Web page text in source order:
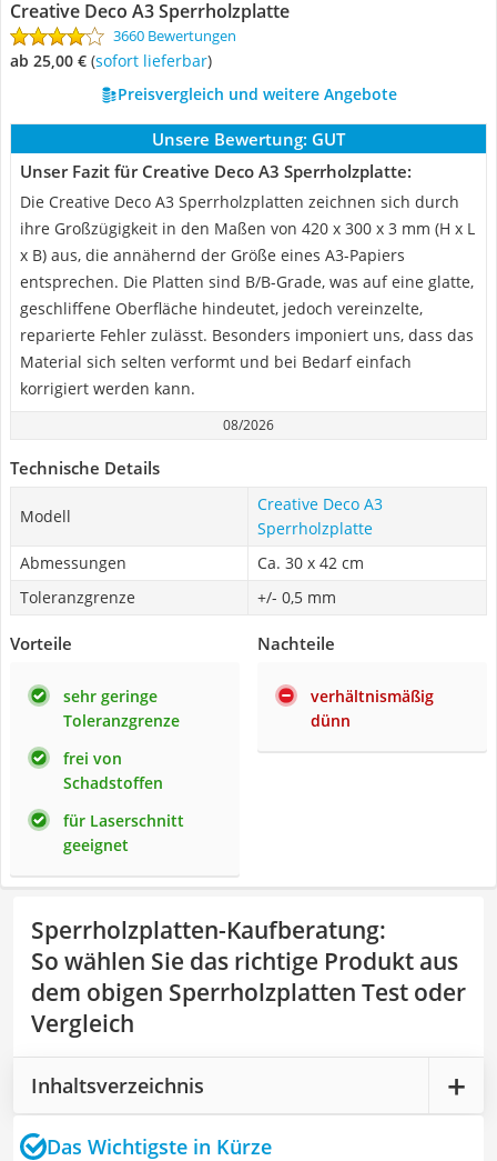
Creative Deco A3 Sperrholzplatte
3660 Bewertungen
ab 25,00 € ( Sofort lieferbar)
Preisvergleich und weitere Angebote
Unsere Bewertung: GUT
Unser Fazit für Creative Deco A3 Sperrholzplatte:
Die Creative Deco A3 Sperrholzplatten zeichnen sich durch
ihre Großzügigkeit in den Maßen von 420 x 300 x 3 mm (H x L
x B) aus, die annähernd der Größe eines A3-Papiers
entsprechen. Die Platten sind B/B-Grade, was auf eine glatte,
geschliffene Oberfläche hindeutet, jedoch vereinzelte,
reparierte Fehler zulässt. Besonders imponiert uns, dass das
Material sich selten verformt und bei Bedarf einfach
korrigiert werden kann.
08/2026
Technische Details
Modell
Creative Deco A3
Sperrholzplatte
Abmessungen
Ca. 30 x 42 cm
Toleranzgrenze
+/- 0,5 mm
Vorteile
sehr geringe
Toleranzgrenze
frei von
Schadstoffen
für Laserschnitt
geeignet
Nachteile
verhältnismäßig
dünn
Sperrholzplatten-Kaufberatung:
So wählen Sie das richtige Produkt aus
dem obigen Sperrholzplatten Test oder
Vergleich
Inhaltsverzeichnis
Das Wichtigste in Kürze